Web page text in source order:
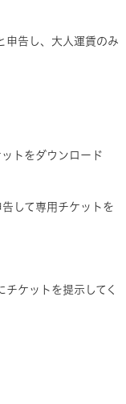
告し、大人運賃のみ
トをダウンロード
して専用チケットを
ケットを提示してく